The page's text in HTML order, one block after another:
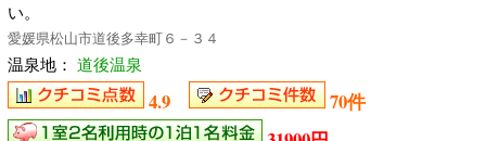
い。
愛媛県松山市道後多幸町６－３４
温泉地： 道後温泉
4.9
70件